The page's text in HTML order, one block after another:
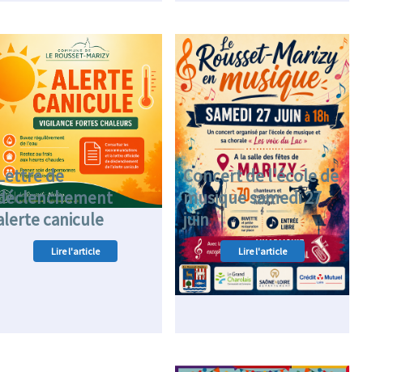
de
canicule
Lire l'article
Concert de l'école de
musique samedi 27
juin
Lire l'article